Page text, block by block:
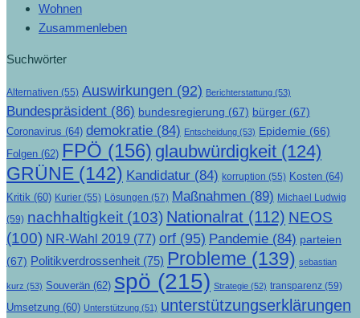
Wohnen
Zusammenleben
Suchwörter
Alternativen (55) Auswirkungen (92) Berichterstattung (53)
Bundespräsident (86) bundesregierung (67) bürger (67)
Coronavirus (64) demokratie (84) Entscheidung (53) Epidemie (66)
Folgen (62) FPÖ (156) glaubwürdigkeit (124)
GRÜNE (142) Kandidatur (84) korruption (55) Kosten (64)
Kritik (60) Kurier (55) Lösungen (57) Maßnahmen (89) Michael Ludwig
(59) nachhaltigkeit (103) Nationalrat (112) NEOS
(100) NR-Wahl 2019 (77) orf (95) Pandemie (84) parteien
(67) Politikverdrossenheit (75) Probleme (139) sebastian
kurz (53) Souverän (62) spö (215) Strategie (52) transparenz (59)
Umsetzung (60) Unterstützung (51) unterstützungserklärungen